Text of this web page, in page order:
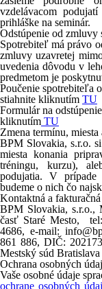
vzdelávacom
prihláške na seminár.
Odstúpenie od zmluvy
Spotrebiteľ má právo
zmluvy uzavretej
uvedenia dôvodu v
predmetom je
Poučenie spotrebiteľa
stiahnite kliknutím TU
Formulár na
kliknutím TU
Zmena termínu,
BPM Slovakia, s.r.o.
miesta konania
tréningu, kurzu),
podujatia. V
budeme o nich čo
Kontaktná a
BPM Slovakia, s.r.o.,
časť Staré Mesto, tel:
4686, e-mail:
861 886, DIČ:
Mestský súd
Ochrana osobných
Vaše osobné údaje
ochrane osobných